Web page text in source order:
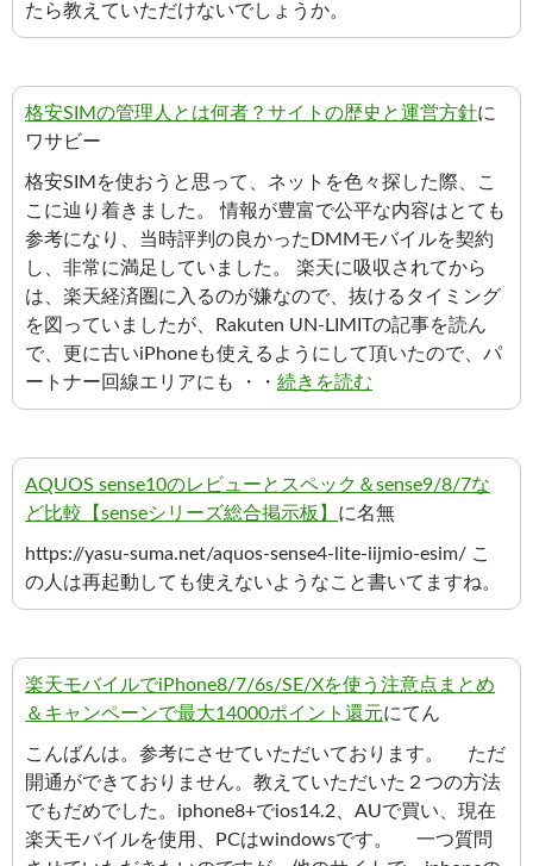
たら教えていただけないでしょうか。
格安SIMの管理人とは何者？サイトの歴史と運営方針に
ワサビー
格安SIMを使おうと思って、ネットを色々探した際、こ
こに辿り着きました。 情報が豊富で公平な内容はとても
参考になり、当時評判の良かったDMMモバイルを契約
し、非常に満足していました。 楽天に吸収されてから
は、楽天経済圏に入るのが嫌なので、抜けるタイミング
を図っていましたが、Rakuten UN-LIMITの記事を読ん
で、更に古いiPhoneも使えるようにして頂いたので、パ
ートナー回線エリアにも ・・ 続きを読む
AQUOS sense10のレビューとスペック＆sense9/8/7な
ど比較【senseシリーズ総合掲示板】 に名無
https://yasu-suma.net/aquos-sense4-lite-iijmio-esim/ こ
の人は再起動しても使えないようなこと書いてますね。
楽天モバイルでiPhone8/7/6s/SE/Xを使う注意点まとめ
＆キャンペーンで最大14000ポイント還元にてん
こんばんは。参考にさせていただいております。 ただ
開通ができておりません。教えていただいた２つの方法
でもだめでした。iphone8+でios14.2、AUで買い、現在
楽天モバイルを使用、PCはwindowsです。 一つ質問